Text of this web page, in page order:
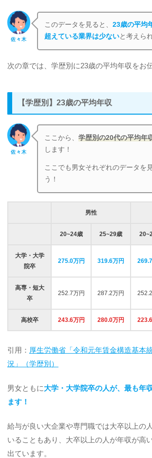
佐々木
このデータを見ると、23歳の平均
超えている業界は少ないと考えら
次の章では、学歴別に23歳の平均年収をお
【学歴別】23歳の平均年収
佐々木
ここから、学歴別の20代の平均年
します！
ここでも男女それぞれのデータを
う！
男性
20~24歳 25~29歳
大学・大学
院卒
275.0万円 319.6万円
高専・短大
卒
252.7万円 287.2万円
高校卒 243.6万円 280.0万円
引用： 厚生労働省「令和元年賃金構造基本
況」（学歴別）
男女ともに大学・大学院卒の人が、最も年
ます！
給与が良い大企業や専門職では大卒以上の
いることもあり、大卒以上の人が年収が高
出ています。